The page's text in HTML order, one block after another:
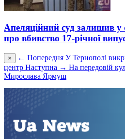
Апеляційний суд залишив у
про вбивство 17-річної
× ← Попередня У Тернополі
центр Наступна → На передовій
Мирослава Ярмуш